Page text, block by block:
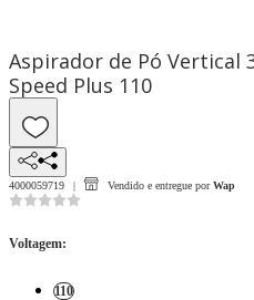
Aspirador de Pó Vertical
Speed Plus 110
4000059719 Vendido e entregue por Wap
Voltagem:
110